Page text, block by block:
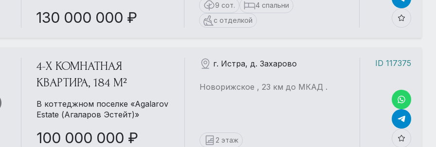
130 000 000 ₽
9 сот.
4 спальни
с отделкой
4-Х КОМНАТНАЯ
КВАРТИРА, 184 М²
В коттеджном поселке «Agalarov
Estate (Агаларов Эстейт)»
100 000 000 ₽
г. Истра, д. Захарово
Новорижское , 23 км до МКАД .
2 этаж
ID 117375